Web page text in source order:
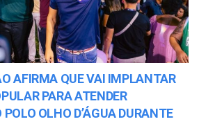
AFIRMA QUE VAI IMPLANTAR
PARA ATENDER
OLHO D’ÁGUA DURANTE